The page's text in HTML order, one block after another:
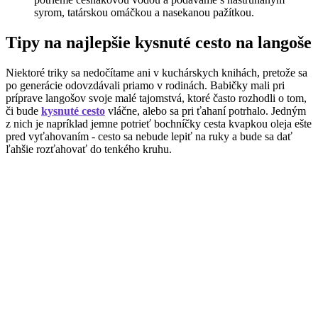
syrom, tatárskou omáčkou a nasekanou pažítkou.
Tipy na najlepšie kysnuté cesto na langoše
Niektoré triky sa nedočítame ani v kuchárskych knihách, pretože sa
po generácie odovzdávali priamo v rodinách. Babičky mali pri
príprave langošov svoje malé tajomstvá, ktoré často rozhodli o tom,
či bude kysnuté cesto vláčne, alebo sa pri ťahaní potrhalo. Jedným
z nich je napríklad jemne potrieť bochníčky cesta kvapkou oleja ešte
pred vyťahovaním - cesto sa nebude lepiť na ruky a bude sa dať
ľahšie rozťahovať do tenkého kruhu.